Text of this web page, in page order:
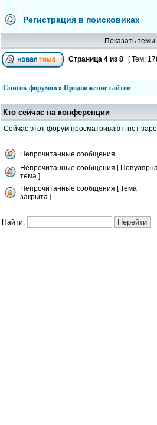
Регистрация в поисковиках
Показать темы
Страница 4 из 8 [ Тем:
Список форумов » Продвижение сайтов
Кто сейчас на конференции
Сейчас этот форум просматривают: нет
Непрочитанные сообщения
Непрочитанные сообщения [
тема ]
Непрочитанные сообщения [ Тема
закрыта ]
Найти: